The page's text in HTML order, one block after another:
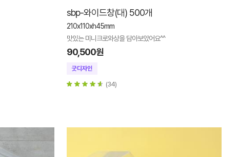
sbp-와이드창(대) 500개
210x110xh45mm
맛있는 미니크로와상을 담아보았어요^^
90,500원
(34)